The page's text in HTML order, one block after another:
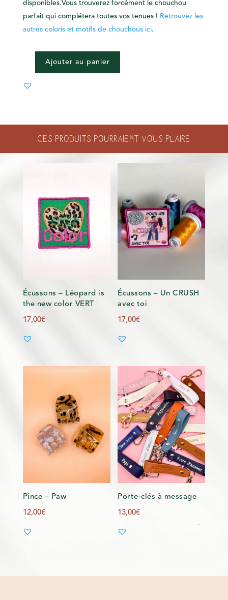
disponibles.Vous trouverez forcément le chouchou
parfait qui complétera toutes vos tenues ! Retrouvez les
autres coloris et motifs de chouchous ici.
QUANTITÉ
MAXI
VICHY
VIOLET
Ajouter au panier
Ces produits pourraient vous plaire
Écussons – Léopard is
the new color VERT
17,00€
Écussons – Un CRUSH
avec toi
17,00€
Pince – Paw
12,00€
Porte-clés à message
13,00€